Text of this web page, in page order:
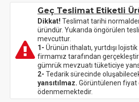
Geç Teslimat Etiketli
Dikkat! Teslimat tarihi
üründür. Yukarıda öngörülen
mevcuttur.
1- Ürünün ithalatı, yurtdışı
firmamız tarafından
gümrük mevzuatı tüketiciye
2- Tedarik sürecinde oluşabilecek
yansıtılmaz. Görüntülenen fiyat
ödenmemektedir.